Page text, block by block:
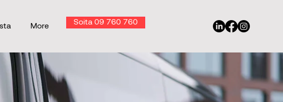
More Soita 09 760 760